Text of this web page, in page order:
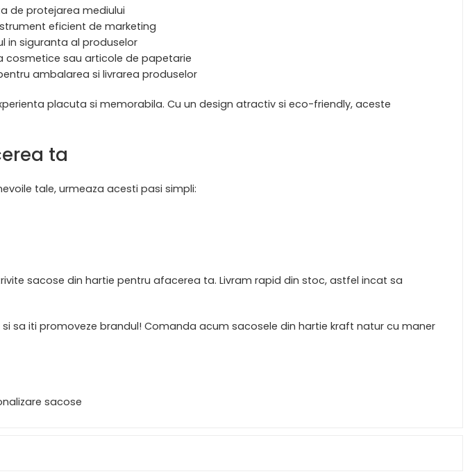
de protejarea mediului
eficient de marketing
in siguranta al produselor
cosmetice sau articole de papetarie
ambalarea si livrarea produselor
placuta si memorabila. Cu un design atractiv si eco-friendly, aceste
ta
tale, urmeaza acesti pasi simpli:
sacose din hartie pentru afacerea ta. Livram rapid din stoc, astfel incat sa
sa iti promoveze brandul! Comanda acum sacosele din hartie kraft natur cu maner
sacose